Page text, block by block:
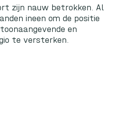
zijn nauw betrokken. Al
ineen om de positie
en
te versterken.